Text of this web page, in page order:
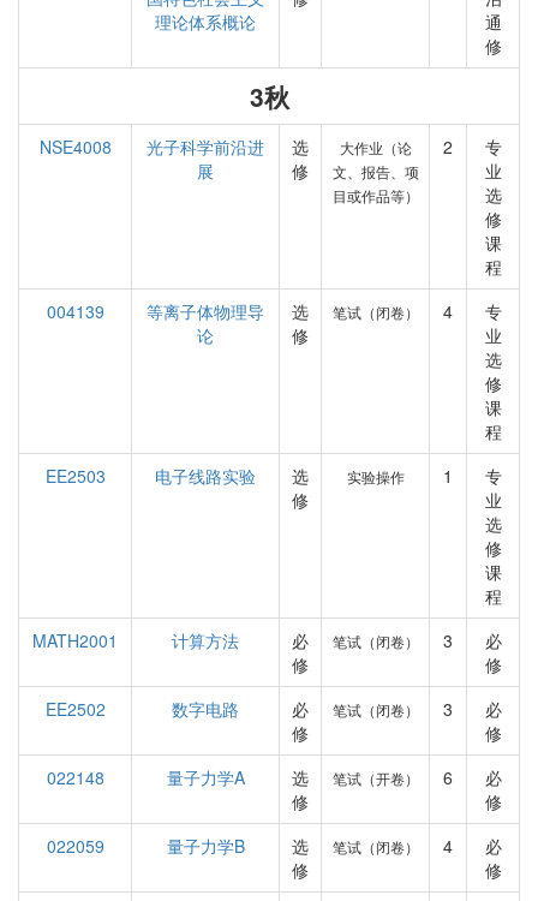
理论体系概论
通
修
3秋
NSE4008
光子科学前沿进
展
选
修
大作业（论
文、报告、项
目或作品等）
2
专
业
选
修
课
程
004139
等离子体物理导
论
选
修
笔试（闭卷） 4
专
业
选
修
课
程
EE2503
电子线路实验
选
修
实验操作 1
专
业
选
修
课
程
MATH2001
计算方法
必
修
笔试（闭卷） 3
必
修
EE2502
数字电路
必
修
笔试（闭卷） 3
必
修
022148
量子力学A
选
修
笔试（开卷） 6
必
修
022059
量子力学B
选
修
笔试（闭卷） 4
必
修